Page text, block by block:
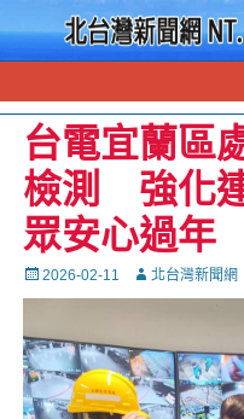
台電宜蘭區
檢測 強化
眾安心過年
Posted
on
2026-02-11 Autor北台灣新聞網